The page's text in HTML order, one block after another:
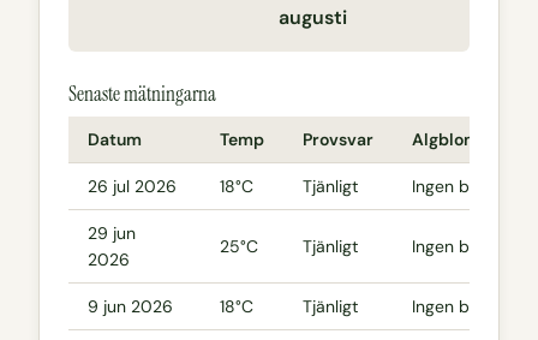
augusti
Senaste mätningarna
Datum Temp Provsvar Algblomning
26 jul 2026 18°C Tjänligt Ingen blomning
29 jun
2026
25°C Tjänligt Ingen blomning
9 jun 2026 18°C Tjänligt Ingen blomning